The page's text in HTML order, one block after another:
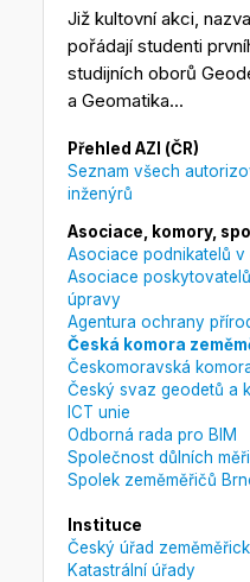
Již kultovní akci,
pořádají studenti
studijních oborů
a Geomatika...
Přehled AZI (ČR)
Seznam všech
inženýrů
Asociace, komory,
Asociace podnikatelů v
Asociace
úpravy
Agentura ochrany
Česká komora
Českomoravská
Český svaz geodetů a
ICT unie
Odborná rada pro BIM
Společnost důlních
Spolek zeměměřičů
Instituce
Český úřad
Katastrální úřady